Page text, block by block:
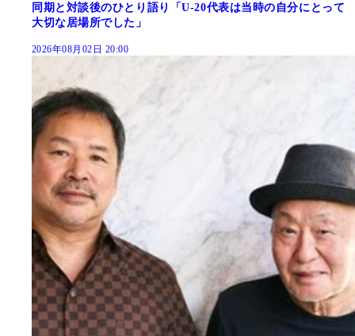
同期と対談後のひとり語り「U-20代表は当時の自分にとって
大切な居場所でした」
2026年08月02日 20:00